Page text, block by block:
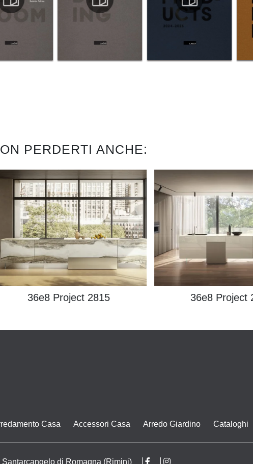
PERDERTI ANCHE:
36e8 Project 2815 36e8 Project
Casa Accessori Casa Arredo Giardino Cataloghi
di Romagna (Rimini)